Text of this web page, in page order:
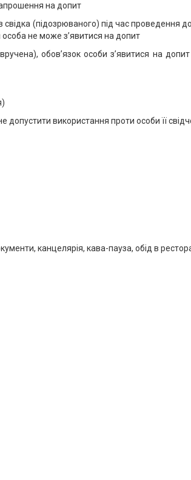
на допит
свідка (підозрюваного) під час проведення
не може з’явитися на допит
обов’язок особи з’явитися на допит
використання проти особи її
канцелярія, кава-пауза, обід в